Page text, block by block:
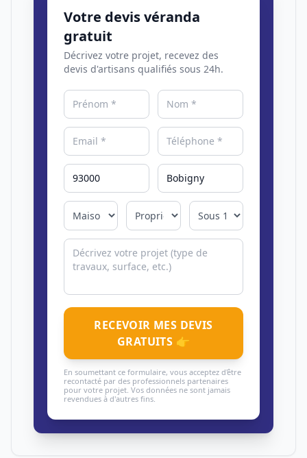
Votre devis véranda
gratuit
Décrivez votre projet, recevez des
devis d'artisans qualifiés sous 24h.
RECEVOIR MES DEVIS
GRATUITS 👉
En soumettant ce formulaire, vous acceptez d'être
recontacté par des professionnels partenaires
pour votre projet. Vos données ne sont jamais
revendues à d'autres fins.